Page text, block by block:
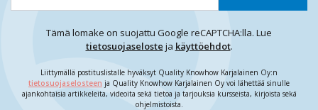
Tämä lomake on suojattu Google reCAPTCHA:lla. Lue
tietosuojaseloste ja käyttöehdot.
Liittymällä postituslistalle hyväksyt Quality Knowhow Karjalainen Oy:n
tietosuojaselosteen ja Quality Knowhow Karjalainen Oy voi lähettää sinulle
ajankohtaisia artikkeleita, videoita sekä tietoa ja tarjouksia kursseista, kirjoista sekä
ohjelmistoista.